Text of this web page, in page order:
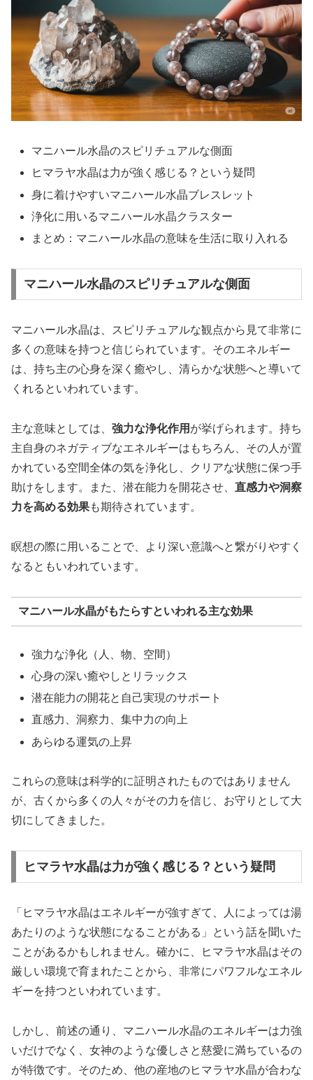
マニハール水晶のスピリチュアルな側面
ヒマラヤ水晶は力が強く感じる？という疑問
身に着けやすいマニハール水晶ブレスレット
浄化に用いるマニハール水晶クラスター
まとめ：マニハール水晶の意味を生活に取り入れる
マニハール水晶のスピリチュアルな側面
マニハール水晶は、スピリチュアルな観点から見て非常に
多くの意味を持つと信じられています。そのエネルギー
は、持ち主の心身を深く癒やし、清らかな状態へと導いて
くれるといわれています。
主な意味としては、 強力な浄化作用 が挙げられます。持ち
主自身のネガティブなエネルギーはもちろん、その人が置
かれている空間全体の気を浄化し、クリアな状態に保つ手
助けをします。また、潜在能力を開花させ、 直感力や洞察
力を高める効果も期待されています。
瞑想の際に用いることで、より深い意識へと繋がりやすく
なるともいわれています。
マニハール水晶がもたらすといわれる主な効果
強力な浄化（人、物、空間）
心身の深い癒やしとリラックス
潜在能力の開花と自己実現のサポート
直感力、洞察力、集中力の向上
あらゆる運気の上昇
これらの意味は科学的に証明されたものではありません
が、古くから多くの人々がその力を信じ、お守りとして大
切にしてきました。
ヒマラヤ水晶は力が強く感じる？という疑問
「ヒマラヤ水晶はエネルギーが強すぎて、人によっては湯
あたりのような状態になることがある」という話を聞いた
ことがあるかもしれません。確かに、ヒマラヤ水晶はその
厳しい環境で育まれたことから、非常にパワフルなエネル
ギーを持つといわれています。
しかし、前述の通り、マニハール水晶のエネルギーは力強
いだけでなく、女神のような優しさと慈愛に満ちているの
が特徴です。そのため、他の産地のヒマラヤ水晶が合わな